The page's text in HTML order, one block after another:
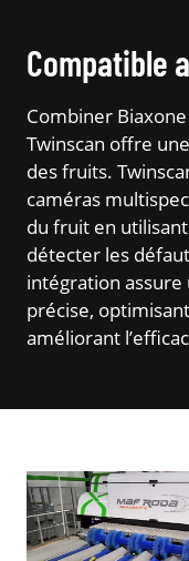
Compatible
Combiner
Twinscan offre
des fruits.
caméras
du fruit en
détecter les
intégration
précise,
améliorant